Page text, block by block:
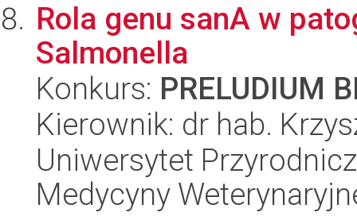
Rola genu sanA w
Salmonella
Konkurs: PRELUDIUM
Kierownik: dr hab.
Uniwersytet
Medycyny